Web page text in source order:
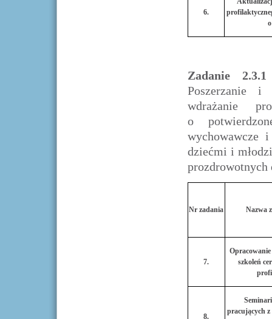
6.
Zadanie
Poszerzanie i
wdrażanie
o
wychowawcze
dziećmi i
prozdrowotnych
Nr zadania Nazwa
7.
Opracowanie
szkoleń
8.
pracujących z